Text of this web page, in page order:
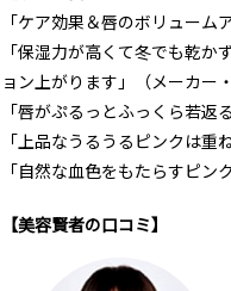
「ケア効果＆唇のボリューム
「保湿力が高くて冬でも乾
ョン上がります」（メーカー・
「唇がぷるっとふっくら若返
「上品なうるうるピンクは重
「自然な血色をもたらすピン
【美容賢者の口コミ】